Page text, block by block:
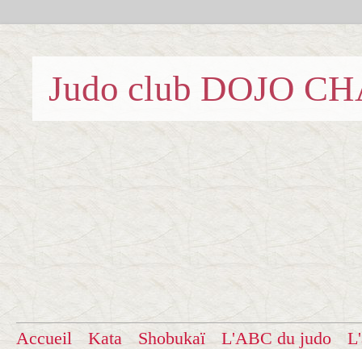
Judo club DOJO
Accueil Kata Shobukaï L'ABC du judo